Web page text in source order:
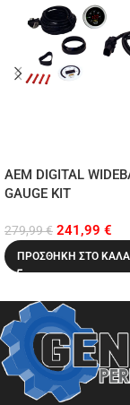
AEM DIGITAL
GAUGE KIT
279,99€ 241,99 €
ΠΡΟΣΘΉΚΗ ΣΤΟ